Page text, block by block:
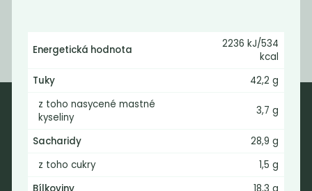
Nebaleno
Nebaleno s.r.o.
Energetická hodnota
2236 kJ/534
kcal
Tuky
42,2 g
z toho nasycené mastné
kyseliny
3,7 g
Sacharidy
28,9 g
z toho cukry
1,5 g